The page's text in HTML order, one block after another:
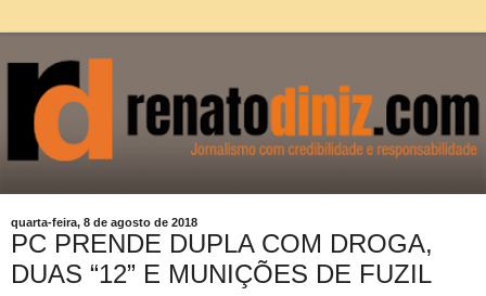
quarta-feira, 8 de agosto de 2018
PC PRENDE DUPLA COM DROGA,
DUAS “12” E MUNIÇÕES DE FUZIL